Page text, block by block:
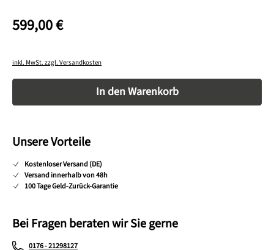
599,00 €
inkl. MwSt. zzgl. Versandkosten
Produkt Anzahl: Gib den gewünschten Wert
In den Warenkorb
Unsere Vorteile
Kostenloser Versand (DE)
Versand innerhalb von 48h
100 Tage Geld-Zurück-Garantie
Bei Fragen beraten wir Sie gerne
0176 - 21298127